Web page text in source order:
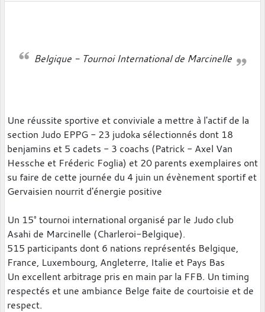
Belgique - Tournoi International de Marcinelle
Une réussite sportive et conviviale a mettre à l'actif de la
section Judo EPPG - 23 judoka sélectionnés dont 18
benjamins et 5 cadets - 3 coachs (Patrick - Axel Van
Hessche et Fréderic Foglia) et 20 parents exemplaires ont
su faire de cette journée du 4 juin un évènement sportif et
Gervaisien nourrit d'énergie positive
Un 15° tournoi international organisé par le Judo club
Asahi de Marcinelle (Charleroi-Belgique).
515 participants dont 6 nations représentés Belgique,
France, Luxembourg, Angleterre, Italie et Pays Bas
Un excellent arbitrage pris en main par la FFB. Un timing
respectés et une ambiance Belge faite de courtoisie et de
respect.